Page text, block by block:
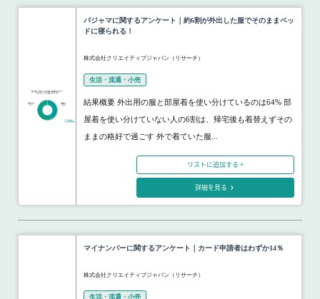
パジャマに関するアンケート｜約6割が外出した服でそのままベッ
ドに寝られる！
株式会社クリエイティブジャパン（リサーチ）
生活・流通・小売
結果概要 外出用の服と部屋着を使い分けているのは64% 部
屋着を使い分けていない人の6割は、帰宅後も着替えずその
ままの格好で過ごす 外で着ていた服...
リストに追加する +
詳細を見る
マイナンバーに関するアンケート｜カード申請者はわずか14％
株式会社クリエイティブジャパン（リサーチ）
生活・流通・小売